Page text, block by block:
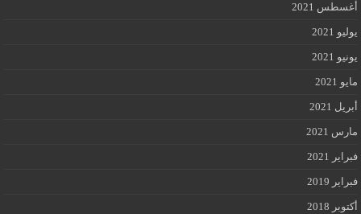
أغسطس 2021
يوليو 2021
يونيو 2021
مايو 2021
أبريل 2021
مارس 2021
فبراير 2021
فبراير 2019
أكتوبر 2018